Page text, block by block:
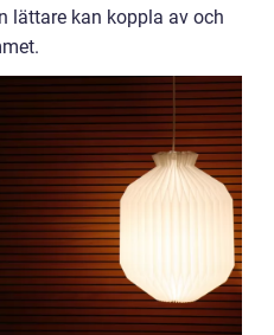
lättare kan koppla av och